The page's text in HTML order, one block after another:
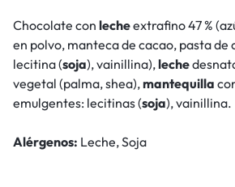
Chocolate con lecheextrafino 47 %
en polvo, manteca de cacao, pasta de
lecitina (soja), vainillina),leche
vegetal (palma, shea),mantequilla
emulgentes: lecitinas (soja), vainillina.
Alérgenos: Leche, Soja